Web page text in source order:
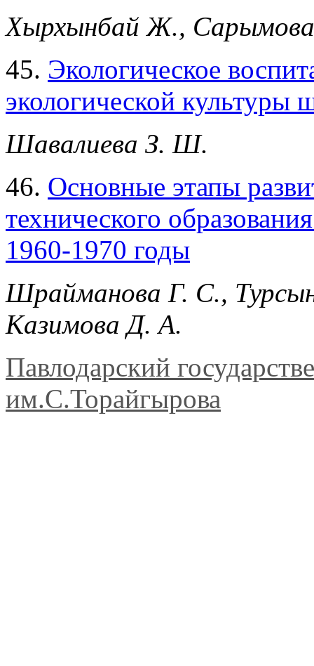
Хырхынбай Ж.,
45. Экологическое
экологической культуры
Шавалиева З. Ш.
46. Основные этапы
технического
1960-1970 годы
Шрайманова Г. С.,
Казимова Д. А.
Павлодарский
им.С.Торайгырова